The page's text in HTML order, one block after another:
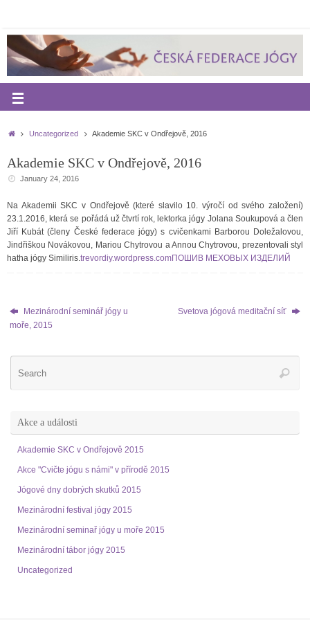
Uncategorized Akademie SKC v Ondřejově, 2016
Akademie SKC v Ondřejově, 2016
January 24, 2016
Na Akademii SKC v Ondřejově (které slavilo 10. výročí od svého založení)
23.1.2016, která se pořádá už čtvrtí rok, lektorka jógy Jolana Soukupová a člen
Jiří Kubát (členy České federace jógy) s cvičenkami Barborou Doležalovou,
Jindřiškou Novákovou, MariouChytrovou a AnnouChytrovou , prezentovali styl
hatha jógy Similiris. trevordiy.wordpress.comПОШИВ МЕХОВЫХ ИЗДЕЛИЙ
Mezinárodní seminář jógy u
moře, 2015
Svetova jógová meditační síť
Akce a události
Akademie SKC v Ondřejově 2015
Akce "Cvičte jógu s námi" v přírodě 2015
Jógové dny dobrých skutků 2015
Mezinárodní festival jógy 2015
Mezinárodní seminař jógy u moře 2015
Mezinárodní tábor jógy 2015
Uncategorized